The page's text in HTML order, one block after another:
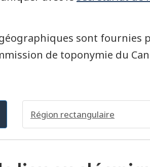
sont
de toponymie du
Région rectangulaire